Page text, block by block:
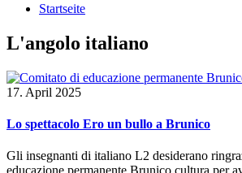
Startseite
L'angolo italiano
17. April 2025
Lo spettacolo Ero un bullo a Brunico
Gli insegnanti di italiano L2 desiderano